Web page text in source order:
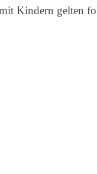
Kindern gelten